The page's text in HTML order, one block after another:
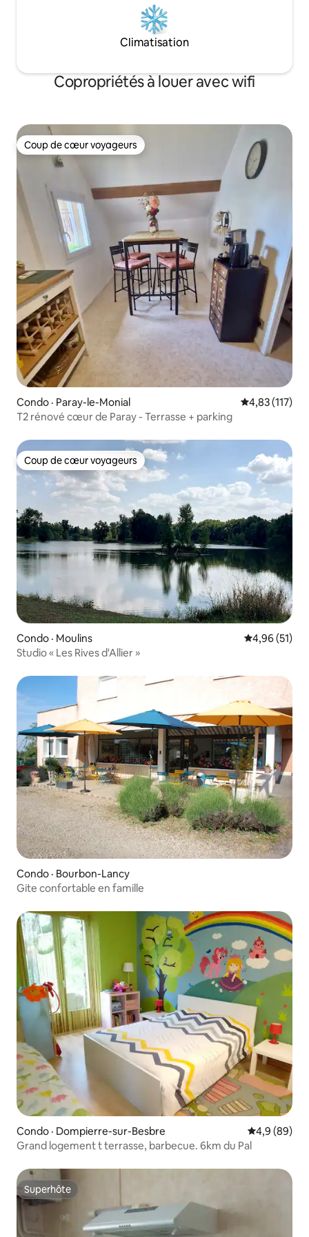
Climatisation
Copropriétés à louer avec wifi
Coup de cœur voyageurs
Coup de cœur voyageurs
Condo · Paray-le-Monial Note
4,83 (117)
T2 rénové cœur de Paray - Terrasse + parking
Coup de cœur voyageurs
Coup de cœur voyageurs
Condo · Moulins Note
4,96 (51)
Studio « Les Rives d'Allier »
Condo · Bourbon-Lancy
Gite confortable en famille
Condo · Dompierre-sur-Besbre Note
4,9 (89)
Grand logement t terrasse, barbecue. 6km du Pal
Superhôte
Superhôte